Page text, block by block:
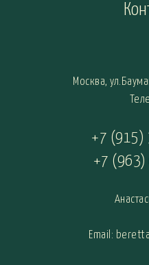
Москва,
+7 (915)
+7
Email: